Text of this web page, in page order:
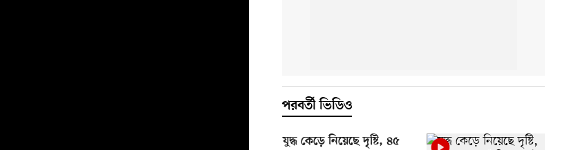
পরবর্তী ভিডিও
যুদ্ধ কেড়ে নিয়েছে দৃষ্টি, ৪৫